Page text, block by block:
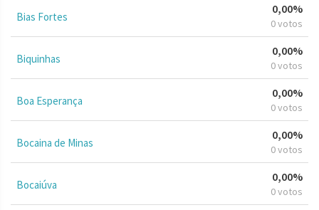
Bias Fortes
0,00%
0 votos
Biquinhas
0,00%
0 votos
Boa Esperança
0,00%
0 votos
Bocaina de Minas
0,00%
0 votos
Bocaiúva
0,00%
0 votos